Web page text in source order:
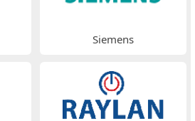
Siemens